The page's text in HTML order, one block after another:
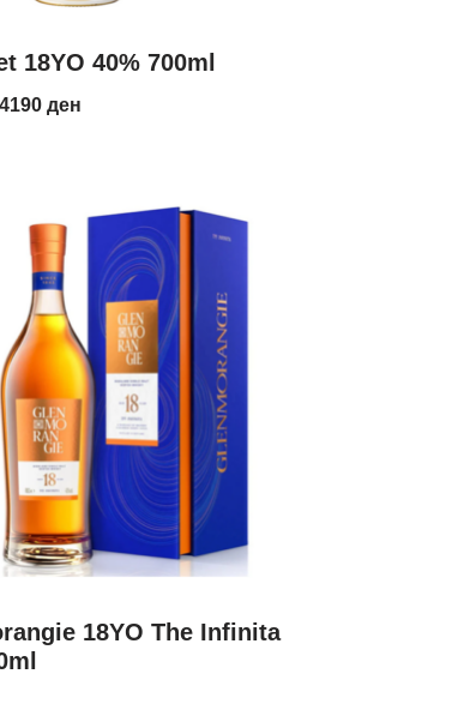
18YO 40% 700ml
4190 ден
18YO The Infinita